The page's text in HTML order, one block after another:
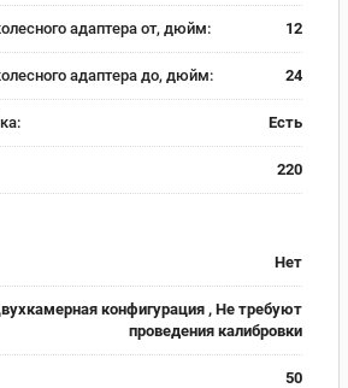
адаптера от, дюйм: 12
адаптера до, дюйм: 24
Есть
220
Нет
конфигурация , Не требуют
проведения калибровки
50